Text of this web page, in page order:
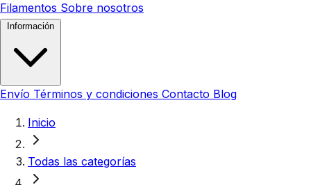
Filamentos Sobre nosotros
Envío Términos y condiciones Contacto Blog
Inicio
Todas las categorías